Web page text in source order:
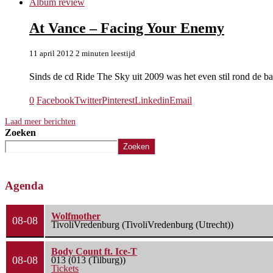
At Vance – Facing Your Enemy
11 april 2012 2 minuten leestijd
Sinds de cd Ride The Sky uit 2009 was het even stil rond de
0 FacebookTwitterPinterestLinkedinEmail
Laad meer berichten
Zoeken
Zoeken
Agenda
08-08
Wolfmother
TivoliVredenburg (TivoliVredenburg (Utrecht))
08-08
Body Count ft. Ice-T
013 (013 (Tilburg))
Tickets